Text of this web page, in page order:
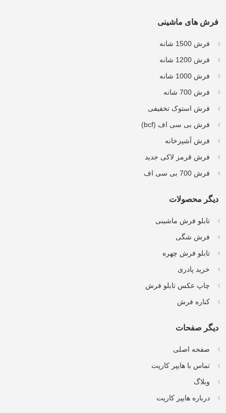
فرش های ماشینی
فرش 1500 شانه
فرش 1200 شانه
فرش 1000 شانه
فرش 700 شانه
فرش استوک تخفیفی
فرش بی سی اف (bcf)
فرش آشپزخانه
فرش قرمز لاکی جدید
فرش 700 بی سی اف
دیگر محصولات
تابلو فرش ماشینی
فرش شگی
تابلو فرش چهره
خرید پادری
چاپ عکس تابلو فرش
کناره فرش
دیگر صفحات
صفحه اصلی
تماس با هایپر کارپت
وبلاگ
درباره هایپر کارپت